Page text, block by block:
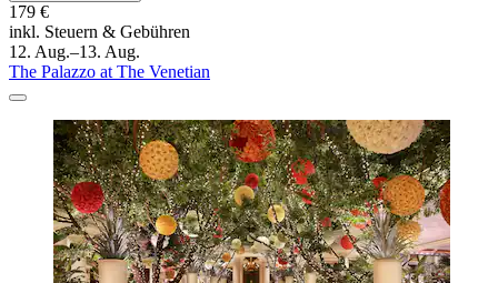
179 €
inkl. Steuern & Gebühren
12. Aug.–13. Aug.
The Palazzo at The Venetian